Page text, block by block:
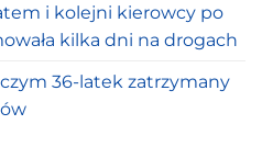
i kolejni kierowcy po
kilka dni na drogach
36-latek zatrzymany